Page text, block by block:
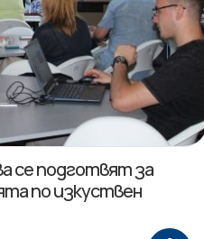
се подготвят за
по изкуствен